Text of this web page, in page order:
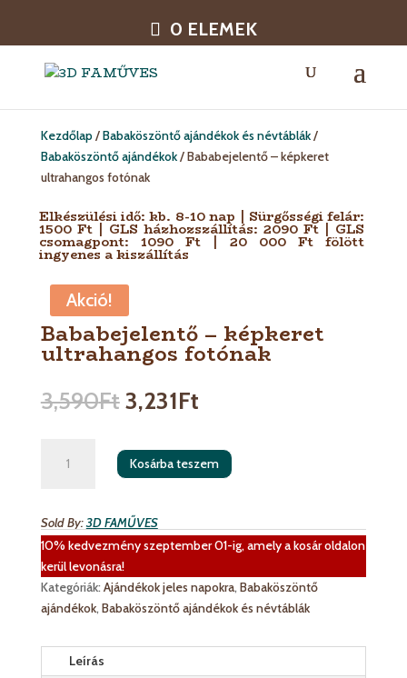
0 ELEMEK
Kezdőlap/Babaköszöntő ajándékok és névtáblák/
Babaköszöntő ajándékok/ Bababejelentő – képkeret
ultrahangos fotónak
Elkészülési idő: kb. 8-10 nap | Sürgősségi felár:
1500 Ft | GLS házhozszállítás: 2090 Ft | GLS
csomagpont: 1090 Ft | 20 000 Ft fölött
ingyenes a kiszállítás
Akció!
Bababejelentő – képkeret
ultrahangos fotónak
3,590Ft3,231Ft
Bababejelentő
fotónak
mennyiség
Kosárba teszem
Sold By:3D FAMŰVES
10% kedvezmény szeptember 01-ig, amely a kosár oldalon
kerül levonásra!
Kategóriák:Ajándékok jeles napokra,Babaköszöntő
ajándékok,Babaköszöntő ajándékok és névtáblák
Leírás